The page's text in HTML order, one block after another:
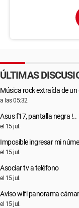
ÚLTIMAS
Música rock extraída de
a las 05:32
Asus f17, pantalla negra !..
el 15 jul.
Imposible ingresar mi
el 15 jul.
Asociar tv a teléfono
el 15 jul.
Aviso wifi panorama
el 15 jul.